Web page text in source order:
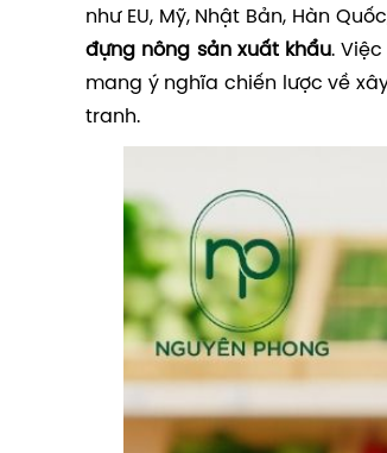
như EU, Mỹ, Nhật Bản, Hàn
đựng nông sản xuất khẩu.
mang ý nghĩa chiến lược về
tranh.